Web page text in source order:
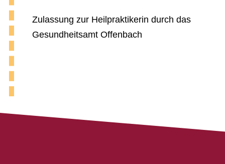
Zulassung zur Heilpraktikerin durch das
Gesundheitsamt Offenbach